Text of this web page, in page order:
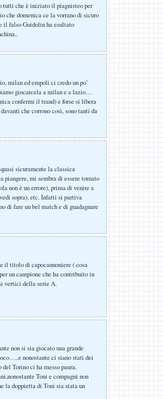
tutti che è iniziato il piagnisteo per
che domenica ce la vorrano di sicuro
il falso Guidolin ha esultato
milan ed empoli ci credo un po’
giocarcela a milan e a lazio…
confermi il trand) e forse si libera
che corrono così, sono tanti da
sicuramente la classica
mi sembra di essere tornato
non è un errore), prima di venire a
sopra), etc. Infatti si partiva
di fare un bel match e di guadagnare
il titolo di capocannoniere ( cosa
un campione che ha contribuito in
vertici della serie A.
non si sia giocato una grande
nonostante ci siano stati dei
Torino ci ha messo paura.
Toni e compagni non
la doppietta di Toni sia stata un